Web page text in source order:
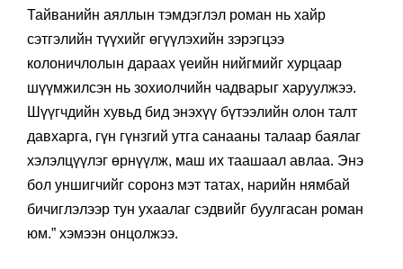
Тайванийн аяллын тэмдэглэл роман нь хайр
сэтгэлийн түүхийг өгүүлэхийн зэрэгцээ
колоничлолын дараах үеийн нийгмийг хурцаар
шүүмжилсэн нь зохиолчийн чадварыг харуулжээ.
Шүүгчдийн хувьд бид энэхүү бүтээлийн олон талт
давхарга, гүн гүнзгий утга санааны талаар баялаг
хэлэлцүүлэг өрнүүлж, маш их таашаал авлаа. Энэ
бол уншигчийг соронз мэт татах, нарийн нямбай
бичиглэлээр тун ухаалаг сэдвийг буулгасан роман
юм.” хэмээн онцолжээ.